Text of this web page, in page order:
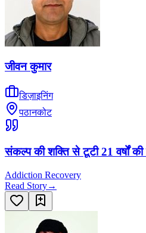
जीवन कुमार
डिज़ाइनिंग
पठानकोट
संकल्प की शक्ति से टूटी 21 वर्षों
Addiction Recovery
Read Story→